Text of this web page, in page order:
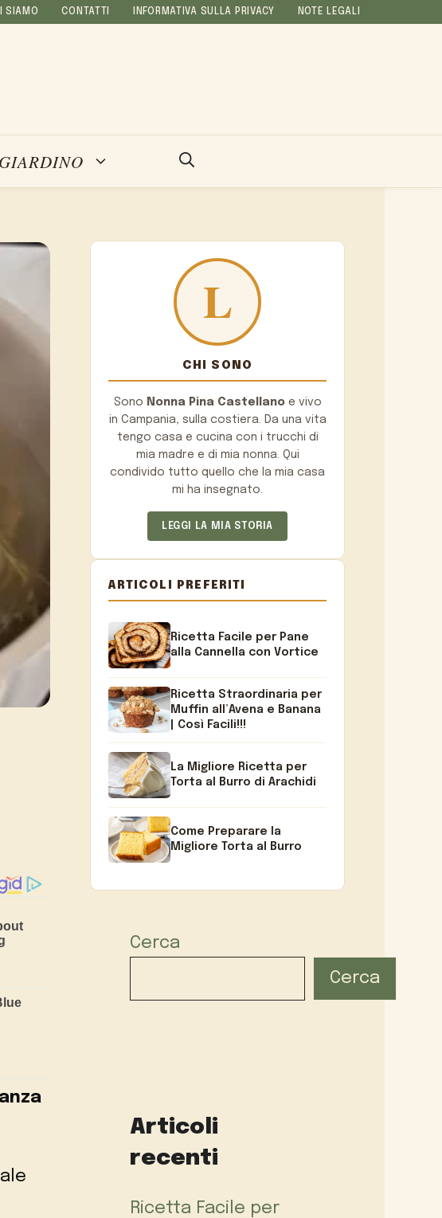
SIAMO CONTATTI INFORMATIVA SULLA PRIVACY NOTE LEGALI
GIARDINO
CHI SONO
Sono Nonna Pina Castellanoe vivo
in Campania, sulla costiera. Da una vita
tengo casa e cucina con i trucchi di
mia madre e di mia nonna. Qui
condivido tutto quello che la mia casa
mi ha insegnato.
LEGGI LA MIA STORIA
ARTICOLI PREFERITI
Ricetta Facile per Pane
alla Cannella con Vortice
Ricetta Straordinaria per
Muffin all’Avena e Banana
| Così Facili!!!
La Migliore Ricetta per
Torta al Burro di Arachidi
Come Preparare la
Migliore Torta al Burro
Cerca
Cerca
Articoli
recenti
Ricetta Facile per